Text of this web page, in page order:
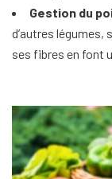
Gestion du
d’autres
ses fibres en font